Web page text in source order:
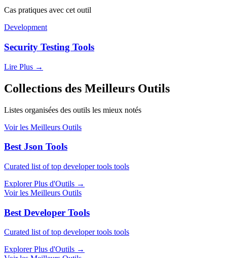
Cas pratiques avec cet outil
Development
Security Testing Tools
Lire Plus →
Collections des Meilleurs Outils
Listes organisées des outils les mieux notés
Voir les Meilleurs Outils
Best Json Tools
Curated list of top developer tools tools
Explorer Plus d'Outils →
Voir les Meilleurs Outils
Best Developer Tools
Curated list of top developer tools tools
Explorer Plus d'Outils →